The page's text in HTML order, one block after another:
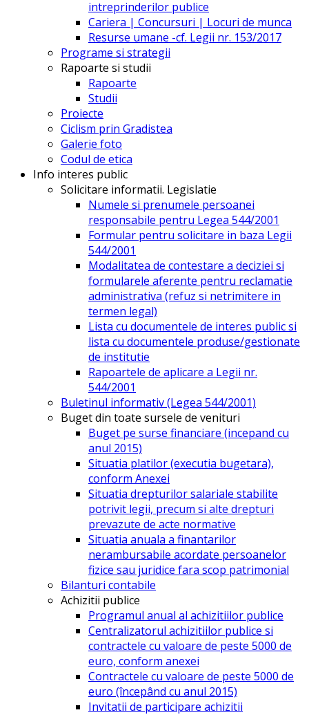
intreprinderilor publice
Cariera | Concursuri | Locuri de munca
Resurse umane -cf. Legii nr. 153/2017
Programe si strategii
Rapoarte si studii
Rapoarte
Studii
Proiecte
Ciclism prin Gradistea
Galerie foto
Codul de etica
Info interes public
Solicitare informatii. Legislatie
Numele si prenumele persoanei
responsabile pentru Legea 544/2001
Formular pentru solicitare in baza Legii
544/2001
Modalitatea de contestare a deciziei si
formularele aferente pentru reclamatie
administrativa (refuz si netrimitere in
termen legal)
Lista cu documentele de interes public si
lista cu documentele produse/gestionate
de institutie
Rapoartele de aplicare a Legii nr.
544/2001
Buletinul informativ (Legea 544/2001)
Buget din toate sursele de venituri
Buget pe surse financiare (incepand cu
anul 2015)
Situatia platilor (executia bugetara),
conform Anexei
Situatia drepturilor salariale stabilite
potrivit legii, precum si alte drepturi
prevazute de acte normative
Situatia anuala a finantarilor
nerambursabile acordate persoanelor
fizice sau juridice fara scop patrimonial
Bilanturi contabile
Achizitii publice
Programul anual al achizitiilor publice
Centralizatorul achizitiilor publice si
contractele cu valoare de peste 5000 de
euro, conform anexei
Contractele cu valoare de peste 5000 de
euro (începând cu anul 2015)
Invitatii de participare achizitii